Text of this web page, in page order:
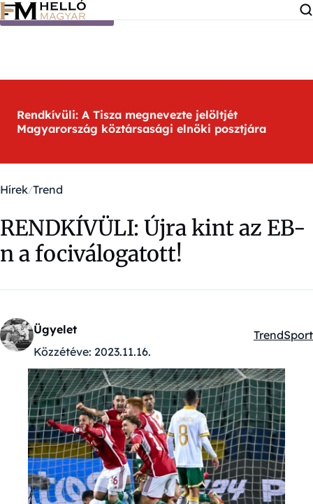
Ugrás a tartalomra
Rendkívüli: A Tisza megnevezte jelöltjét
Magyarország köztársasági elnöki posztjára
Hírek Trend
RENDKÍVÜLI: Újra kint az EB-
n a fociválogatott!
Ügyelet
Közzétéve: 2023.11.16.
TrendSport